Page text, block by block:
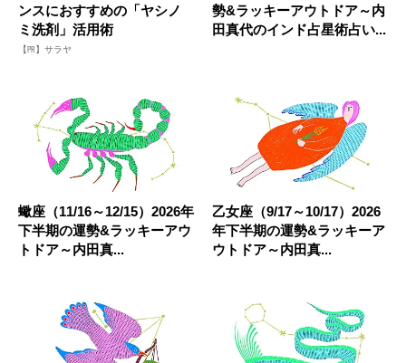
ンスにおすすめの「ヤシノ
ミ洗剤」活用術
【PR】サラヤ
勢&ラッキーアウトドア～内
田真代のインド占星術占い...
蠍座（11/16～12/15）2026年
下半期の運勢&ラッキーアウ
トドア～内田真...
乙女座（9/17～10/17）2026
年下半期の運勢&ラッキーア
ウトドア～内田真...